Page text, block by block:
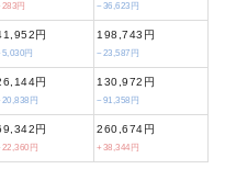
円 −36,623円
円
円
198,743円
−23,587円
円
円
130,972円
−91,358円
円
円
260,674円
+38,344円